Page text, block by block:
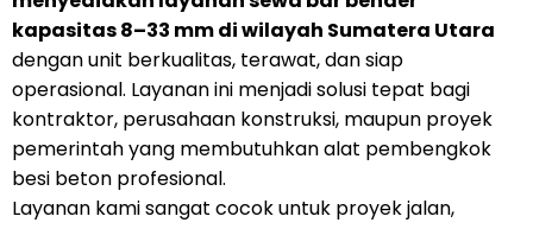
kapasitas 8–33 mm di wilayah Sumatera Utara
dengan unit berkualitas, terawat, dan siap
operasional. Layanan ini menjadi solusi tepat bagi
kontraktor, perusahaan konstruksi, maupun proyek
pemerintah yang membutuhkan alat pembengkok
besi beton profesional.
Layanan kami sangat cocok untuk proyek jalan,